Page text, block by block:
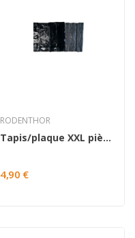
RODENTHOR
Tapis/plaque XXL piège à glu anti rats et...
4,90 €